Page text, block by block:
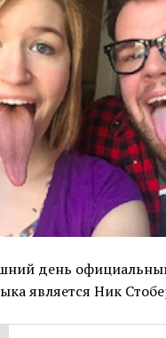
день
является Ник